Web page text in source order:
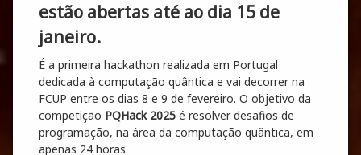
estão abertas até ao dia 15 de
janeiro.
É a primeira hackathon realizada em Portugal
dedicada à computação quântica e vai decorrer na
FCUP entre os dias 8 e 9 de fevereiro. O objetivo da
competição PQHack 2025 é resolver desafios de
programação, na área da computação quântica, em
apenas 24 horas.